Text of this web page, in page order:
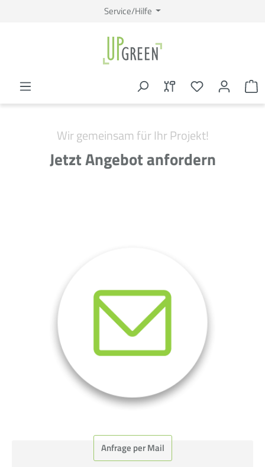
Service/Hilfe
Wir gemeinsam für Ihr Projekt!
Jetzt Angebot anfordern
Anfrage per Mail